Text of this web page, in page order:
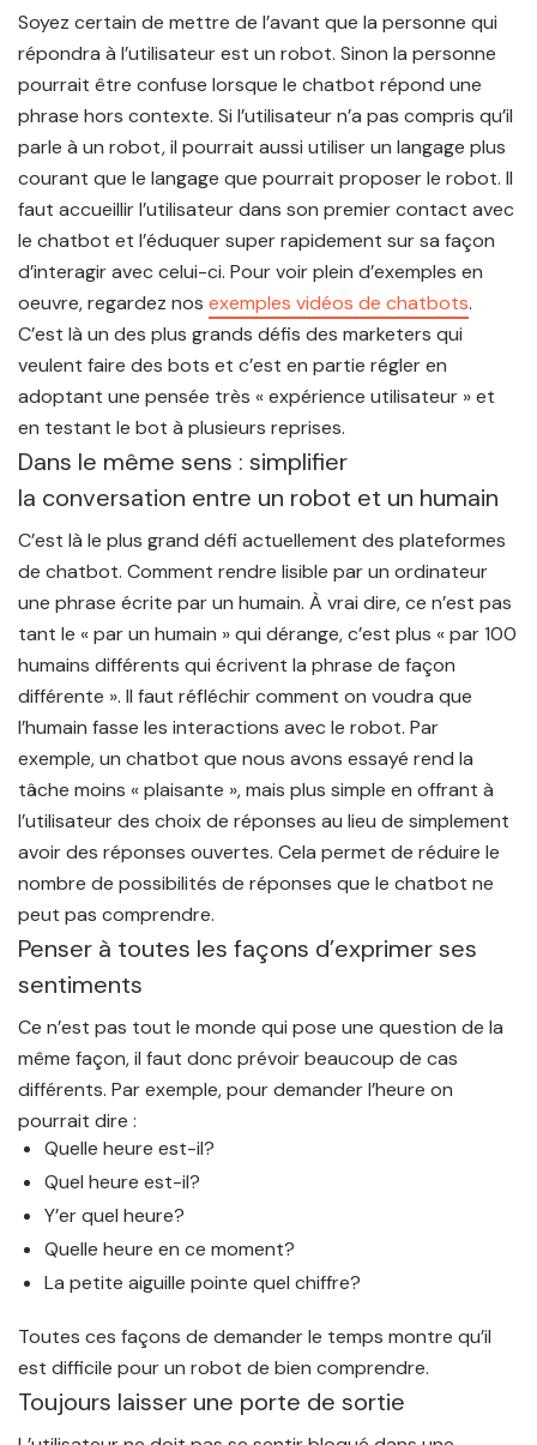
Soyez certain de mettre de l’avant que la personne qui
répondra à l’utilisateur est un robot. Sinon la personne
pourrait être confuse lorsque le chatbot répond une
phrase hors contexte. Si l’utilisateur n’a pas compris qu’il
parle à un robot, il pourrait aussi utiliser un langage plus
courant que le langage que pourrait proposer le robot. Il
faut accueillir l’utilisateur dans son premier contact avec
le chatbot et l’éduquer super rapidement sur sa façon
d’interagir avec celui-ci. Pour voir plein d’exemples en
oeuvre, regardez nos exemples vidéos de chatbots.
C’est là un des plus grands défis des marketers qui
veulent faire des bots et c’est en partie régler en
adoptant une pensée très « expérience utilisateur » et
en testant le bot à plusieurs reprises.
Dans le même sens : simplifier
la conversation entre un robot et un humain
C’est là le plus grand défi actuellement des plateformes
de chatbot. Comment rendre lisible par un ordinateur
une phrase écrite par un humain. À vrai dire, ce n’est pas
tant le « par un humain » qui dérange, c’est plus « par 100
humains différents qui écrivent la phrase de façon
différente ». Il faut réfléchir comment on voudra que
l’humain fasse les interactions avec le robot. Par
exemple, un chatbot que nous avons essayé rend la
tâche moins « plaisante », mais plus simple en offrant à
l’utilisateur des choix de réponses au lieu de simplement
avoir des réponses ouvertes. Cela permet de réduire le
nombre de possibilités de réponses que le chatbot ne
peut pas comprendre.
Penser à toutes les façons d’exprimer ses
sentiments
Ce n’est pas tout le monde qui pose une question de la
même façon, il faut donc prévoir beaucoup de cas
différents. Par exemple, pour demander l’heure on
pourrait dire :
Quelle heure est-il?
Quel heure est-il?
Y’er quel heure?
Quelle heure en ce moment?
La petite aiguille pointe quel chiffre?
Toutes ces façons de demander le temps montre qu’il
est difficile pour un robot de bien comprendre.
Toujours laisser une porte de sortie